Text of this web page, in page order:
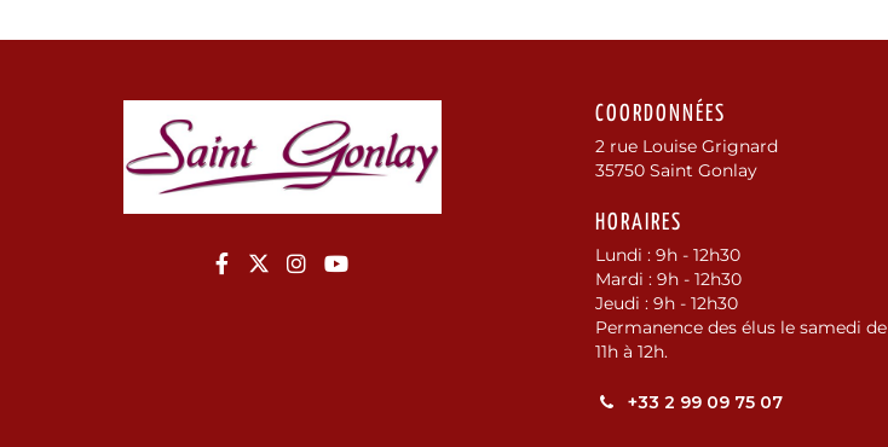
Lien vers le compte Facebook
Lien vers le compte Twitter
Lien vers le compte Instagram
Lien vers la chaîne Youtube
COORDONNÉES
2 rue Louise Grignard
35750 Saint Gonlay
HORAIRES
Lundi : 9h - 12h30
Mardi : 9h - 12h30
Jeudi : 9h - 12h30
Permanence des élus le samedi de
11h à 12h.
+33 2 99 09 75 07